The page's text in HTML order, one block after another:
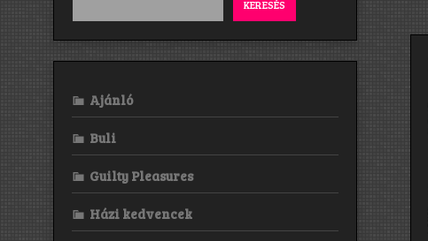
KERESÉS
Ajánló
Buli
Guilty Pleasures
Házi kedvencek